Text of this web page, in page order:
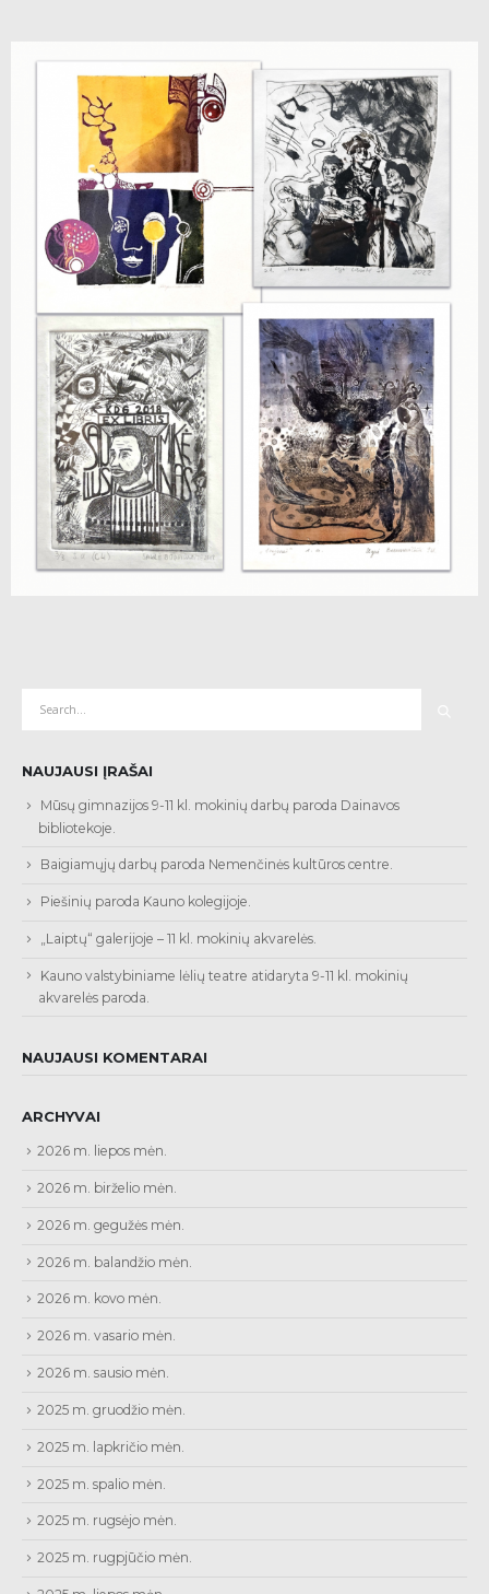
NAUJAUSI ĮRAŠAI
Mūsų gimnazijos 9-11 kl. mokinių darbų paroda Dainavos
bibliotekoje.
Baigiamųjų darbų paroda Nemenčinės kultūros centre.
Piešinių paroda Kauno kolegijoje.
„Laiptų“ galerijoje – 11 kl. mokinių akvarelės.
Kauno valstybiniame lėlių teatre atidaryta 9-11 kl. mokinių
akvarelės paroda.
NAUJAUSI KOMENTARAI
ARCHYVAI
2026 m. liepos mėn.
2026 m. birželio mėn.
2026 m. gegužės mėn.
2026 m. balandžio mėn.
2026 m. kovo mėn.
2026 m. vasario mėn.
2026 m. sausio mėn.
2025 m. gruodžio mėn.
2025 m. lapkričio mėn.
2025 m. spalio mėn.
2025 m. rugsėjo mėn.
2025 m. rugpjūčio mėn.